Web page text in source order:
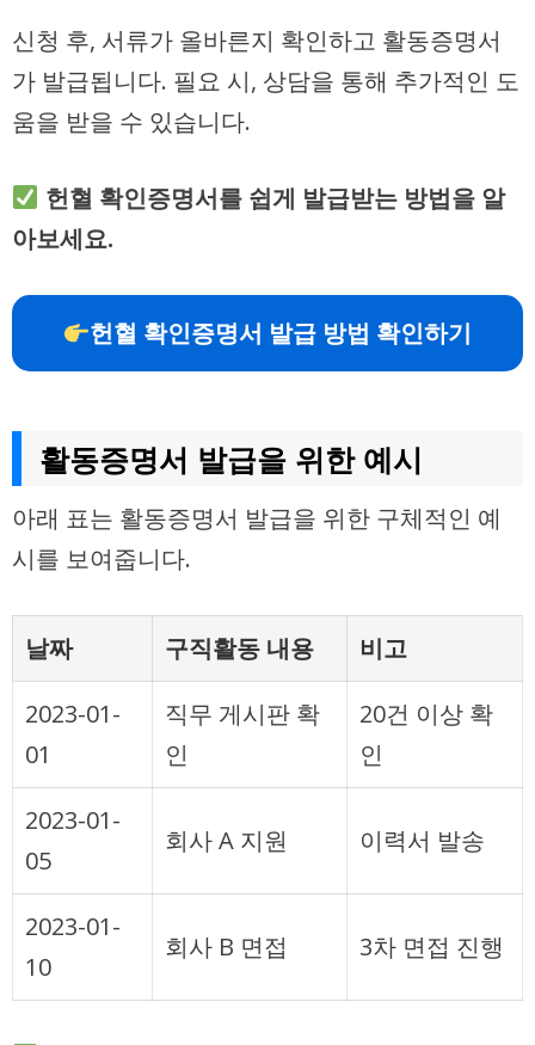
신청 후, 서류가 올바른지 확인하고 활동증명서
가 발급됩니다. 필요 시, 상담을 통해 추가적인 도
움을 받을 수 있습니다.
헌혈 확인증명서를 쉽게 발급받는 방법을 알
아보세요.
헌혈 확인증명서 발급 방법 확인하기
활동증명서 발급을 위한 예시
아래 표는 활동증명서 발급을 위한 구체적인 예
시를 보여줍니다.
날짜 구직활동 내용 비고
2023-01-
01
직무 게시판 확
인
20건 이상 확
인
2023-01-
05
회사 A 지원 이력서 발송
2023-01-
10
회사 B 면접 3차 면접 진행